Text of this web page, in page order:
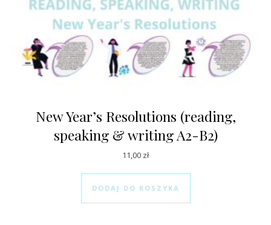
New Year’s Resolutions (reading,
speaking & writing A2-B2)
11,00 zł
DODAJ DO KOSZYKA